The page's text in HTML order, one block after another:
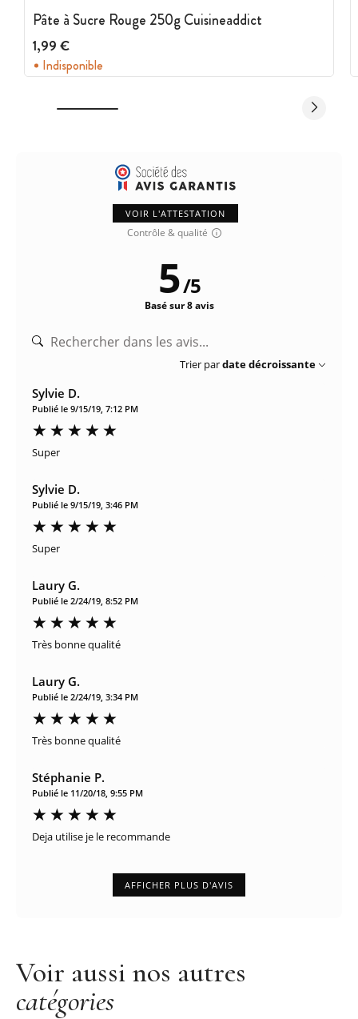
propriétés dans le temps de la pâte à sucre.
Pâte à Sucre Rouge 250g Cuisineaddict
1,99 €
Indisponible
VOIR L'ATTESTATION
Contrôle & qualité
5/5
Basé sur 8 avis
Trier pardate décroissante
Sylvie D.
Publié le 9/15/19, 7:12 PM
Super
Sylvie D.
Publié le 9/15/19, 3:46 PM
Super
Laury G.
Publié le 2/24/19, 8:52 PM
Très bonne qualité
Laury G.
Publié le 2/24/19, 3:34 PM
Très bonne qualité
Stéphanie P.
Publié le 11/20/18, 9:55 PM
Deja utilise je le recommande
AFFICHER PLUS D'AVIS
Voir aussi nos autres
catégories